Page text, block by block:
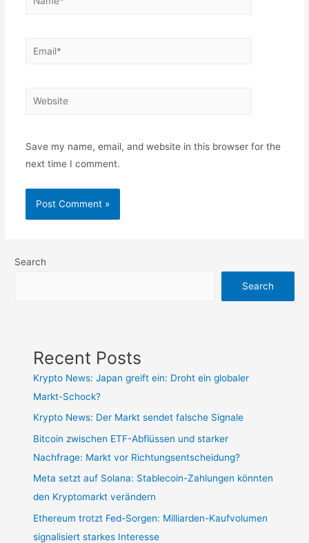
Email*
Website
Save my name, email, and website in this browser for the
next time I comment.
Search
Search
Recent Posts
Krypto News: Japan greift ein: Droht ein globaler
Markt-Schock?
Krypto News: Der Markt sendet falsche Signale
Bitcoin zwischen ETF-Abflüssen und starker
Nachfrage: Markt vor Richtungsentscheidung?
Meta setzt auf Solana: Stablecoin-Zahlungen könnten
den Kryptomarkt verändern
Ethereum trotzt Fed-Sorgen: Milliarden-Kaufvolumen
signalisiert starkes Interesse